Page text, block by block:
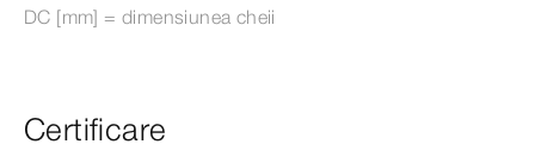
DC [mm] = dimensiunea cheii
Certificare